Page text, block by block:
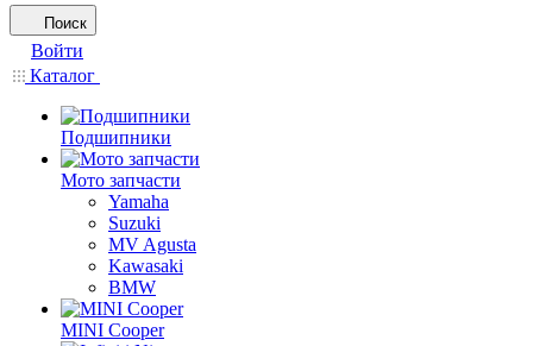
Поиск
Войти
Каталог
Подшипники
Мото запчасти
Yamaha
Suzuki
MV Agusta
Kawasaki
BMW
MINI Cooper